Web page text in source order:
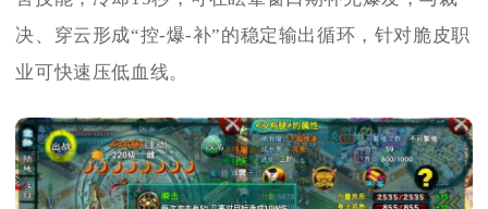
决、穿云形成“控-爆-补”的稳定输出循环，针对脆皮职
业可快速压低血线。